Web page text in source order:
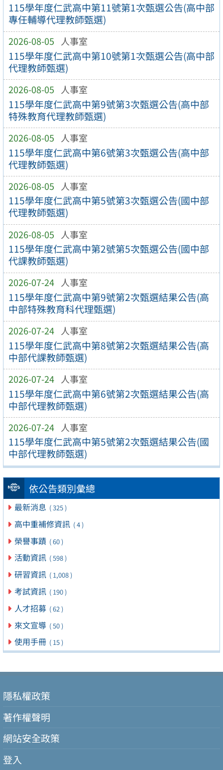
115學年度仁武高中第11號第1次甄選公告(高中部
專任輔導代理教師甄選)
2026-08-05 人事室
115學年度仁武高中第10號第1次甄選公告(高中部
代理教師甄選)
2026-08-05 人事室
115學年度仁武高中第9號第3次甄選公告(高中部
特殊教育代理教師甄選)
2026-08-05 人事室
115學年度仁武高中第6號第3次甄選公告(高中部
代理教師甄選)
2026-08-05 人事室
115學年度仁武高中第5號第3次甄選公告(國中部
代理教師甄選)
2026-08-05 人事室
115學年度仁武高中第2號第5次甄選公告(國中部
代課教師甄選)
2026-07-24 人事室
115學年度仁武高中第9號第2次甄選結果公告(高
中部特殊教育科代理甄選)
2026-07-24 人事室
115學年度仁武高中第8號第2次甄選結果公告(高
中部代課教師甄選)
2026-07-24 人事室
115學年度仁武高中第6號第2次甄選結果公告(高
中部代理教師甄選)
2026-07-24 人事室
115學年度仁武高中第5號第2次甄選結果公告(國
中部代理教師甄選)
依公告類別彙總
最新消息 ( 325 )
高中重補修資訊 ( 4 )
榮譽事蹟 ( 60 )
活動資訊 ( 598 )
研習資訊 ( 1,008 )
考試資訊 ( 190 )
人才招募 ( 62 )
來文宣導 ( 50 )
使用手冊 ( 15 )
隱私權政策
著作權聲明
網站安全政策
登入